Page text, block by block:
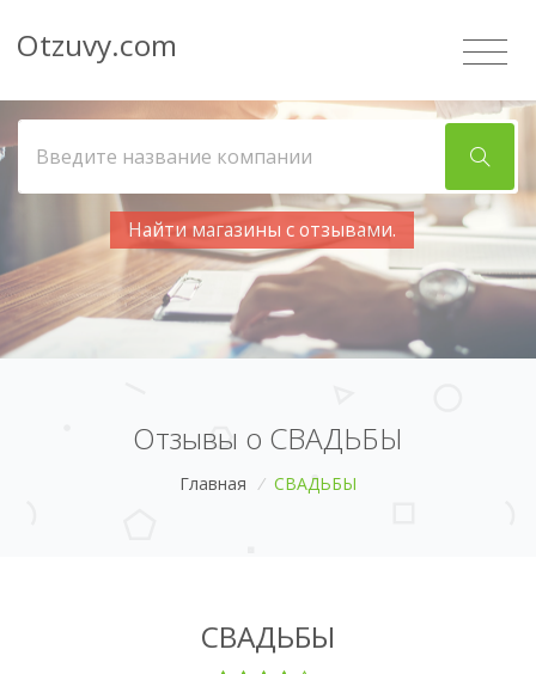
Otzuvy.com
Найти магазины с отзывами.
Отзывы о СВАДЬБЫ
Главная / СВАДЬБЫ
СВАДЬБЫ